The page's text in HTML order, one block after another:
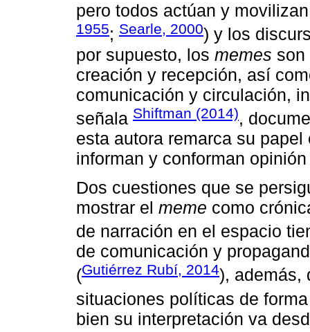
pero todos actúan y
1955; Searle, 2000) y los
por supuesto, los memes son
creación y recepción, así
comunicación y circulación,
señala Shiftman (2014),
esta autora remarca su
informan y conforman
Dos cuestiones que se
mostrar el meme como
de narración en el espacio
de comunicación y
(Gutiérrez Rubí, 2014), además,
situaciones políticas de
bien su interpretación va